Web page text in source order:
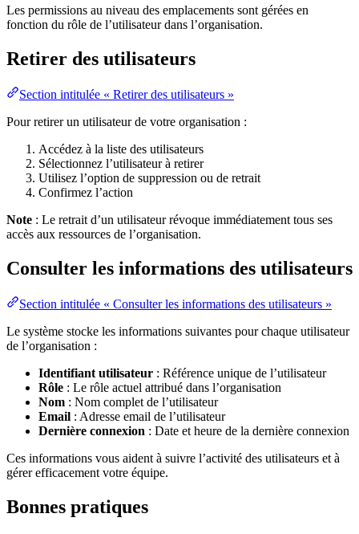
Les permissions au niveau des emplacements sont gérées en
fonction du rôle de l’utilisateur dans l’organisation.
Retirer des utilisateurs
Section intitulée « Retirer des utilisateurs »
Pour retirer un utilisateur de votre organisation :
Accédez à la liste des utilisateurs
Sélectionnez l’utilisateur à retirer
Utilisez l’option de suppression ou de retrait
Confirmez l’action
Note : Le retrait d’un utilisateur révoque immédiatement tous ses
accès aux ressources de l’organisation.
Consulter les informations des utilisateurs
Section intitulée « Consulter les informations des utilisateurs »
Le système stocke les informations suivantes pour chaque utilisateur
de l’organisation :
Identifiant utilisateur : Référence unique de l’utilisateur
Rôle : Le rôle actuel attribué dans l’organisation
Nom : Nom complet de l’utilisateur
Email : Adresse email de l’utilisateur
Dernière connexion : Date et heure de la dernière connexion
Ces informations vous aident à suivre l’activité des utilisateurs et à
gérer efficacement votre équipe.
Bonnes pratiques